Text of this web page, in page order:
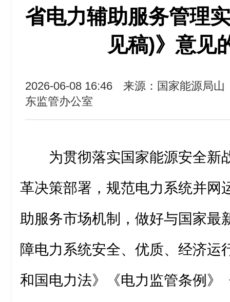
省电力辅助服务管理
见稿)》意见
2026-06-08 16:46
来源：国家能源局山
东监管办公室
为贯彻落实国家能源安全新
革决策部署，规范电力系统并网
助服务市场机制，做好与国家最
障电力系统安全、优质、经济运
和国电力法》《电力监管条例》